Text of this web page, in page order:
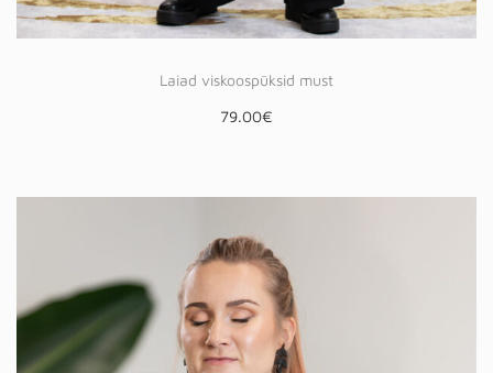
Laiad viskoospüksid must
79.00€